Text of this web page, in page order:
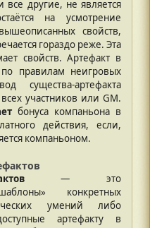
все другие, не является
на усмотрение
свойств,
гораздо реже. Эта
свойств. Артефакт в
правилам неигровых
существа-артефакта
участников или GM.
бонуса компаньона в
действия, если,
компаньоном.
— это
конкретных
умений либо
артефакту в